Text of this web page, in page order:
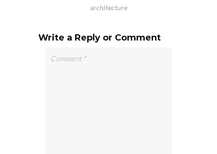
architecture
Write a Reply or Comment